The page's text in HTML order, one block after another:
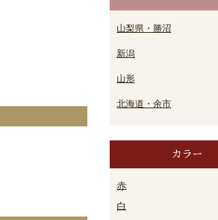
山梨県・勝沼
新潟
山形
北海道・余市
カラー
赤
白